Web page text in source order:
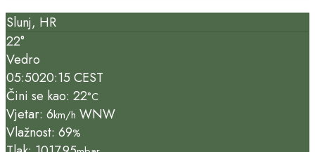
Slunj, HR
22°
Vedro
05:5020:15 CEST
Čini se kao: 22°C
Vjetar: 6km/h WNW
Vlažnost: 69%